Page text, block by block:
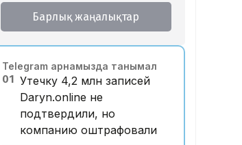
12:28, 06 Тамыз 2026
​FIDE үшін бәсеке: Турловтың
11:57, 06 Тамыз 2026
Эль-Ниньо әсерінен әлемде
тағы 50 млн-ға жуық адам
аштыққа ұшырауы мүмкін –
БҰҰ
Барлық жаңалықтар
Telegram арнамызда танымал
01 Утечку 4,2 млн записей
Daryn.online не
подтвердили, но
компанию оштрафовали